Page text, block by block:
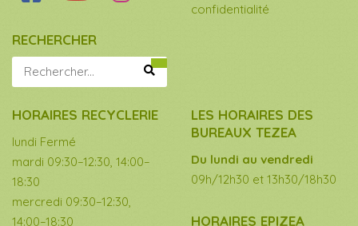
RECHERCHER
confidentialité
HORAIRES RECYCLERIE
lundi Fermé
mardi 09:30–12:30, 14:00–
18:30
mercredi 09:30–12:30,
14:00–18:30
LES HORAIRES DES
BUREAUX TEZEA
Du lundi au vendredi
09h/12h30 et 13h30/18h30
HORAIRES EPIZEA